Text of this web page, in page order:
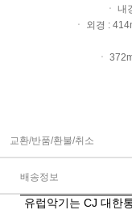
ㆍ
ㆍ 외경 :
ㆍ
교환/반품/환불/취소
배송정보
유럽악기는 CJ 대한